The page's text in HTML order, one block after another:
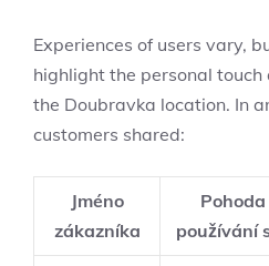
Experiences of users vary,
highlight the personal
the Doubravka location. In
customers shared:
Jméno
zákazníka
používání